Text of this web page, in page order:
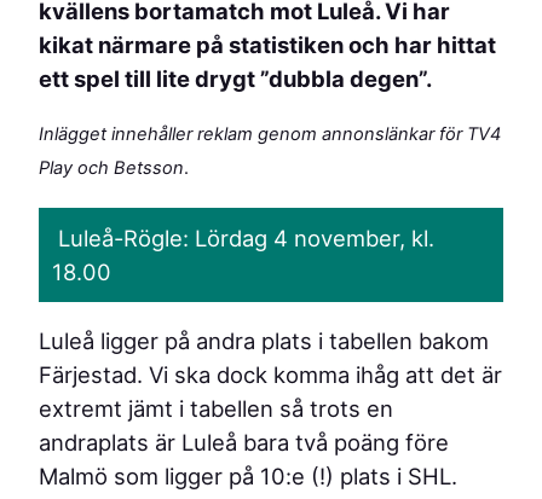
kvällens bortamatch mot Luleå. Vi har
kikat närmare på statistiken och har hittat
ett spel till lite drygt ”dubbla degen”.
Inlägget innehåller reklam genom annonslänkar för TV4
Play och Betsson.
Luleå-Rögle: Lördag 4 november, kl.
18.00
Luleå ligger på andra plats i tabellen bakom
Färjestad. Vi ska dock komma ihåg att det är
extremt jämt i tabellen så trots en
andraplats är Luleå bara två poäng före
Malmö som ligger på 10:e (!) plats i SHL.